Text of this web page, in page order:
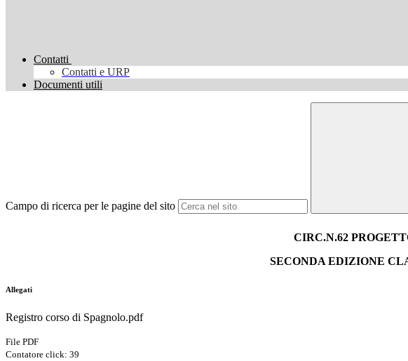
Contatti
Contatti e URP
Documenti utili
Campo di ricerca per le pagine del sito
CIRC.N.62
SECONDA EDIZIONE
Allegati
Registro corso di Spagnolo.pdf
File PDF
Contatore click: 39